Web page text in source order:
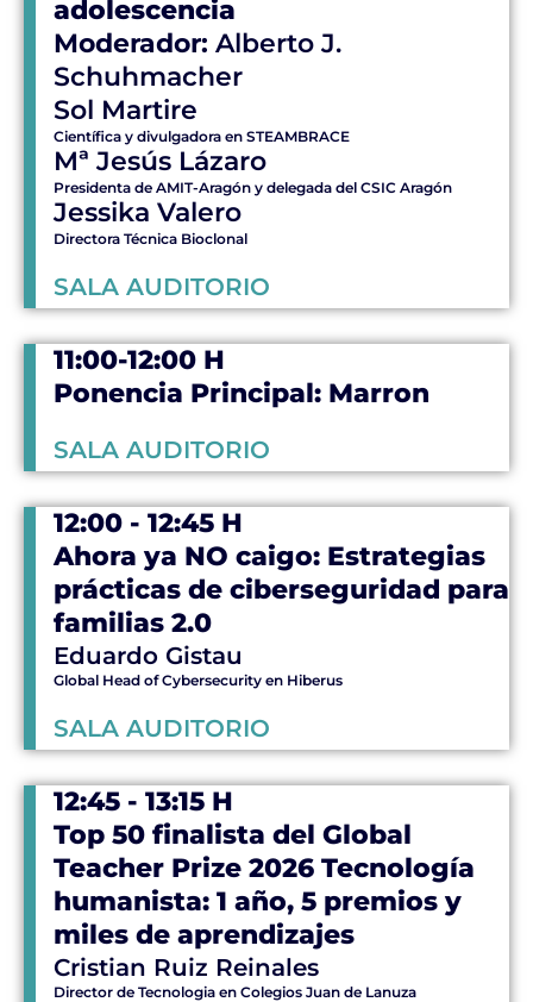
adolescencia
Moderador: Alberto J.
Schuhmacher
Sol Martire
Científica y divulgadora en STEAMBRACE
Mª Jesús Lázaro
Presidenta de AMIT-Aragón y delegada del CSIC Aragón
Jessika Valero
Directora Técnica Bioclonal
SALA AUDITORIO
11:00-12:00 H
Ponencia Principal: Marron
SALA AUDITORIO
12:00 - 12:45 H
Ahora ya NO caigo: Estrategias
prácticas de ciberseguridad para
familias 2.0
Eduardo Gistau
Global Head of Cybersecurity en Hiberus
SALA AUDITORIO
12:45 - 13:15 H
Top 50 finalista del Global
Teacher Prize 2026 Tecnología
humanista: 1 año, 5 premios y
miles de aprendizajes
Cristian Ruiz Reinales
Director de Tecnologia en Colegios Juan de Lanuza